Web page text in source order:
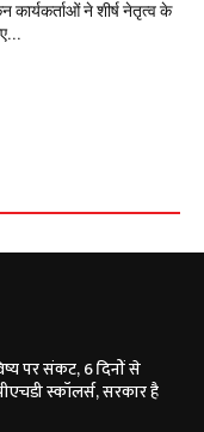
कार्यकर्ताओं ने शीर्ष नेतृत्व के
पर संकट, 6 दिनों से
स्कॉलर्स, सरकार है